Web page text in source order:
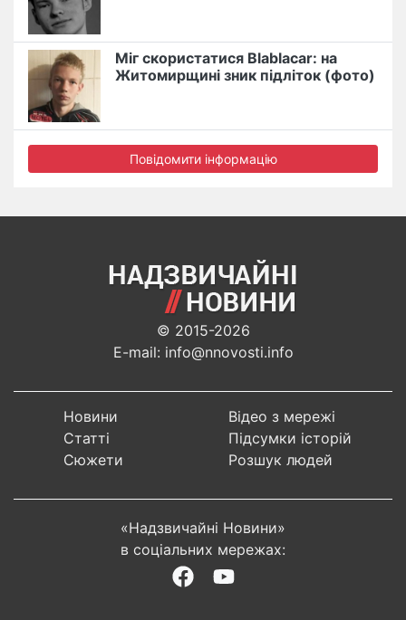
Міг скористатися Blablacar: на
Житомирщині зник підліток (фото)
Повідомити інформацію
© 2015-2026
E-mail: info@nnovosti.info
Новини
Статті
Сюжети
Відео з мережі
Підсумки історій
Розшук людей
«Надзвичайні Новини»
в соціальних мережах: